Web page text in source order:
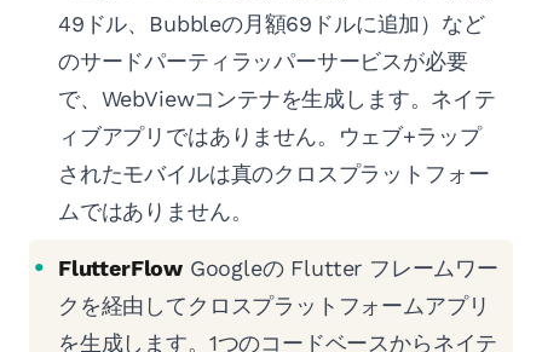
49ドル、Bubbleの月額69ドルに追加）など
のサードパーティラッパーサービスが必要
で、WebViewコンテナを生成します。ネイテ
ィブアプリではありません。ウェブ+ラップ
されたモバイルは真のクロスプラットフォー
ムではありません。
FlutterFlow Googleの Flutter フレームワー
クを経由してクロスプラットフォームアプリ
を生成します。1つのコードベースからネイテ